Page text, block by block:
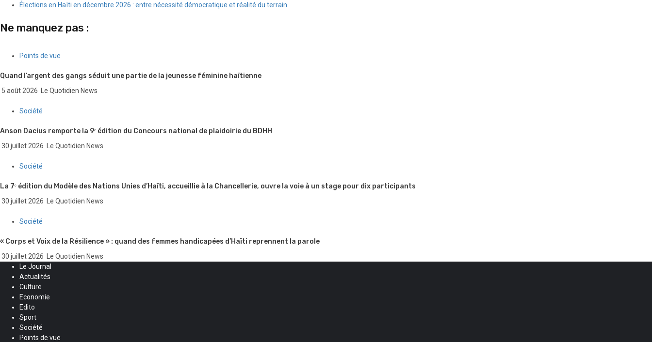
Élections en Haïti en décembre 2026 : entre nécessité démocratique et réalité du terrain
Ne manquez pas :
Points de vue
Quand l’argent des gangs séduit une partie de la jeunesse féminine haïtienne
5 août 2026 Le Quotidien News
Société
Anson Dacius remporte la 9ᵉ édition du Concours national de plaidoirie du BDHH
30 juillet 2026 Le Quotidien News
Société
La 7ᵉ édition du Modèle des Nations Unies d’Haïti, accueillie à la Chancellerie, ouvre la voie à un stage pour dix participants
30 juillet 2026 Le Quotidien News
Société
« Corps et Voix de la Résilience » : quand des femmes handicapées d’Haïti reprennent la parole
30 juillet 2026
Le Quotidien News
Le Journal
Actualités
Culture
Economie
Edito
Sport
Société
Points de vue